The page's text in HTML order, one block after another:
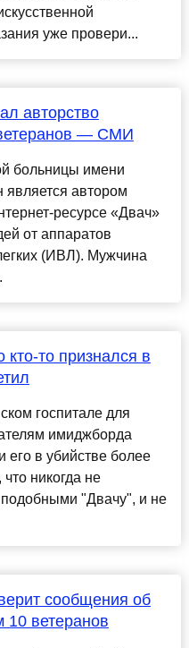
уже провери...
авторство
— СМИ
больницы имени
является автором
ресурсе «Двач»
от аппаратов
(ИВЛ). Мужчина
кто-то признался в
госпитале для
имиджборда
его в убийстве более
никогда не
"Двачу", и не
сообщения об
10 ветеранов